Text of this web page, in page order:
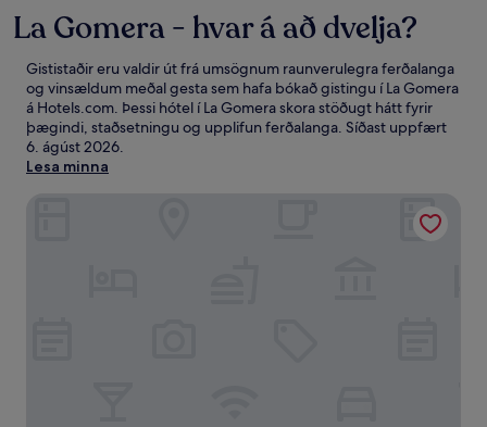
La Gomera - hvar á að dvelja?
Gististaðir eru valdir út frá umsögnum raunverulegra ferðalanga
og vinsældum meðal gesta sem hafa bókað gistingu í La Gomera
á Hotels.com. Þessi hótel í La Gomera skora stöðugt hátt fyrir
þægindi, staðsetningu og upplifun ferðalanga. Síðast uppfært
6. ágúst 2026.
Lesa minna